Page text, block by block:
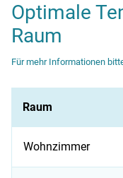
Optimale
Raum
Für mehr Informationen
Raum
Wohnzimmer